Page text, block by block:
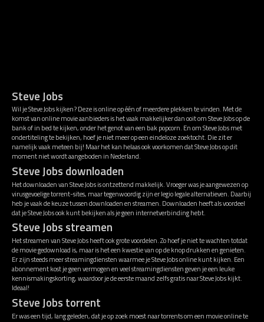
Steve Jobs
Wil je Steve Jobs kijken? Deze is online op één of meerdere plekken te vinden. Met de
komst van online movie aanbieders is het vaak makkelijker dan ooit om Steve Jobs op de
bank of in bed te kijken, onder het genot van een bak popcorn. En om Steve Jobs met
ondertiteling te bekijken, hoef je niet meer op een eindeloze zoektocht. Die zit er
namelijk vaak meteen bij! Maar het kan helaas ook voorkomen dat Steve Jobs op dit
moment niet wordt aangeboden in Nederland.
Steve Jobs downloaden
Het downloaden van Steve Jobs is ontzettend makkelijk. Vroeger was je aangewezen op
virusgevoelige torrent-sites, maar tegenwoordig zijn er legio legale alternatieven. Daarbij
heb je vaak de keuze tussen downloaden en streamen. Downloaden heeft als voordeel
dat je Steve Jobs ook kunt bekijken als je geen internetverbinding hebt.
Steve Jobs streamen
Het streamen van Steve Jobs heeft ook grote voordelen. Zo hoef je niet te wachten totdat
de movie gedownload is, maar is het een kwestie van op de knop drukken en genieten.
Er zijn steeds meer streamingdiensten waarmee je Steve Jobs online kunt kijken. Een
abonnement kost je geen vermogen en veel streamingdiensten geven je een leuke
kennismakingskorting, waardoor je de eerste maand zelfs gratis naar Steve Jobs kijkt.
Ideaal!
Steve Jobs torrent
Er was een tijd, lang geleden, dat je op zoek moest naar torrents om een movie online te